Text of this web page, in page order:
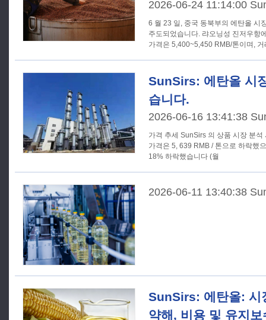
2026-06-24 11:14:00
6 월 23 일, 중국 동북부의 에탄올 시
주도되었습니다. 랴오닝성 진저우항에서 표준급 에탄올의 시장 지배
가격은 5,400~5,450 RMB/톤이며,
SunSirs: 에탄올 시
습니다.
2026-06-16 13:41:38
가격 추세 SunSirs 의 상품 시장 분석 시스템에 따르면, 에탄올의 국내
가격은 5, 639 RMB / 톤으로 하락했
18% 하락했습니다 (월
2026-06-11 13:40:38
SunSirs: 에탄올: 시
약해, 비용 및 유지